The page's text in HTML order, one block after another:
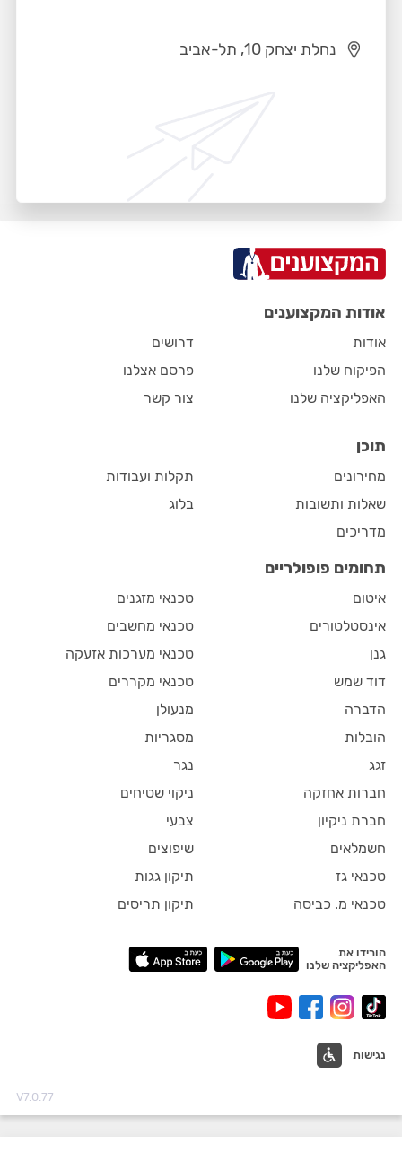
נחלת יצחק 10, תל-אביב
אודות המקצוענים
אודות
הפיקוח שלנו
האפליקציה שלנו
דרושים
פרסם אצלנו
צור קשר
תוכן
מחירונים
שאלות ותשובות
מדריכים
תקלות ועבודות
בלוג
תחומים פופולריים
איטום
אינסטלטורים
גנן
דוד שמש
הדברה
הובלות
זגג
חברות אחזקה
חברת ניקיון
חשמלאים
טכנאי גז
טכנאי מ. כביסה
טכנאי מזגנים
טכנאי מחשבים
טכנאי מערכות אזעקה
טכנאי מקררים
מנעולן
מסגריות
נגר
ניקוי שטיחים
צבעי
שיפוצים
תיקון גגות
תיקון תריסים
הורידו את
האפליקציה שלנו
נגישות
V7.0.77